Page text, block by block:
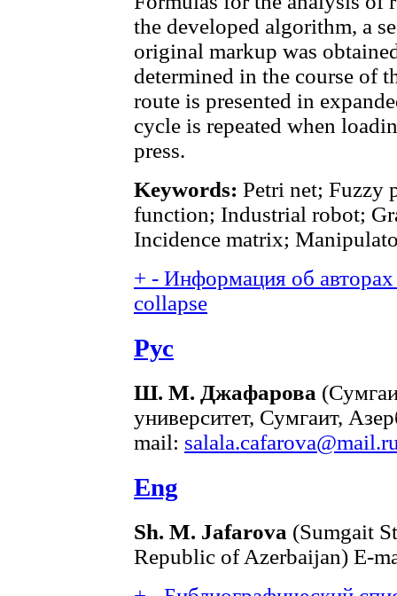
the developed algorithm, a
original markup was
determined in the course of
route is presented in
cycle is repeated when
press.
Keywords: Petri net; Fuzzy
function; Industrial robot;
Incidence matrix;
+ - Информация об
collapse
Рус
Ш. М. Джафарова
университет, Сумгаит,
mail:
Eng
Sh. M. Jafarova (Sumgait
Republic of Azerbaijan) E-